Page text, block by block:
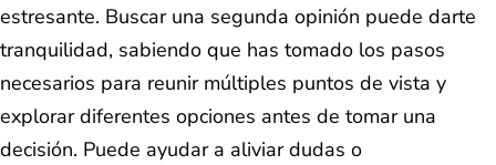
estresante. Buscar una segunda opinión puede darte
tranquilidad, sabiendo que has tomado los pasos
necesarios para reunir múltiples puntos de vista y
explorar diferentes opciones antes de tomar una
decisión. Puede ayudar a aliviar dudas o